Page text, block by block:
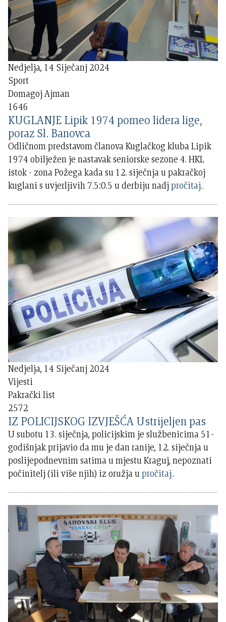
Nedjelja, 14 Siječanj 2024
Sport
Domagoj Ajman
1646
KUGLANJE Lipik 1974 pomeo lidera lige,
poraz Sl. Banovca
Odličnom predstavom članova Kuglačkog kluba Lipik
1974 obilježen je nastavak seniorske sezone 4. HKL
istok - zona Požega kada su 12. siječnja u pakračkoj
kuglani s uvjerljivih 7.5:0.5 u derbiju nadjpročitaj..
Nedjelja, 14 Siječanj 2024
Vijesti
Pakrački list
2572
IZ POLICIJSKOG IZVJEŠĆA Ustrijeljen pas
U subotu 13. siječnja, policijskim je službenicima 51-
godišnjak prijavio da mu je dan ranije, 12. siječnja u
poslijepodnevnim satima u mjestu Kraguj, nepoznati
počinitelj (ili više njih) iz oružja upročitaj..